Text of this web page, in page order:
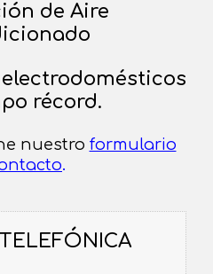
de Aire
récord.
nuestro formulario
.